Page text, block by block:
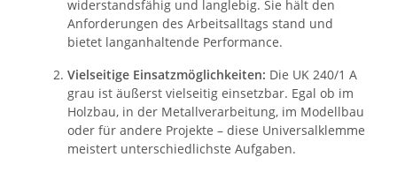
widerstandsfähig und langlebig. Sie hält den
Anforderungen des Arbeitsalltags stand und
bietet langanhaltende Performance.
Vielseitige Einsatzmöglichkeiten: Die UK 240/1 A
grau ist äußerst vielseitig einsetzbar. Egal ob im
Holzbau, in der Metallverarbeitung, im Modellbau
oder für andere Projekte – diese Universalklemme
meistert unterschiedlichste Aufgaben.